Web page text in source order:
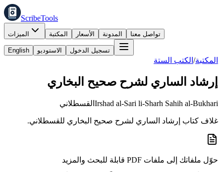
ScribeTools
الميزات المكتبة الأسعار المدونة تواصل معنا
English الاستوديو تسجيل الدخول
المكتبة/ الكتب الستة
إرشاد الساري لشرح صحيح البخاري
Irshad al-Sari li-Sharh Sahih al-Bukhari القسطلاني
غلاف كتاب إرشاد الساري لشرح صحيح البخاري للقسطلاني.
حوّل ملفاتك إلى ملفات PDF قابلة للبحث والمزيد